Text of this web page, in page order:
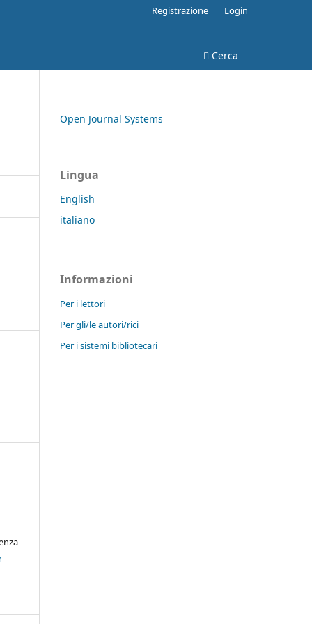
Cerca
Registrazione Login
Open Journal Systems
Lingua
English
italiano
Informazioni
Per i lettori
Per gli/le autori/rici
Per i sistemi bibliotecari